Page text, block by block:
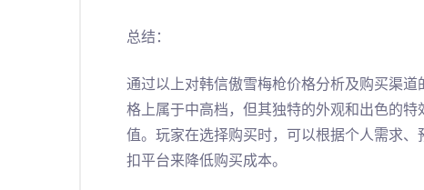
总结：
通过以上对韩信傲雪梅枪价格分析及购买渠
格上属于中高档，但其独特的外观和出色的
值。玩家在选择购买时，可以根据个人需求
扣平台来降低购买成本。